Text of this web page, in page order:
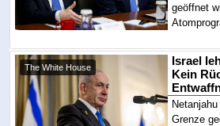
geöffnet
The White House
Israel
Kein
Grenze